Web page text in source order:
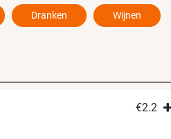
Dranken Wijnen
€2.2